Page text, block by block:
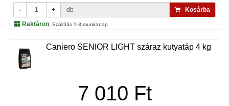
- + db
Kosárba
Raktáron , Szállítás 1-3 munkanap
Caniero SENIOR LIGHT száraz kutyatáp 4 kg
7 010 Ft